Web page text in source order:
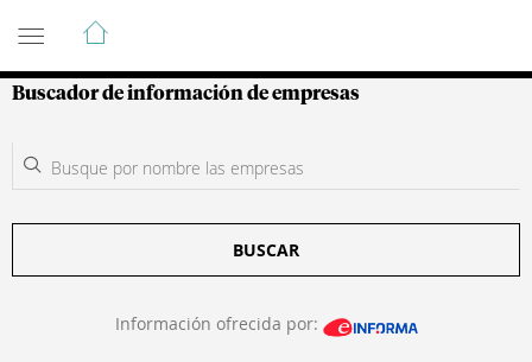
Guía de Empresas Colombianas
Buscador de información de empresas
BUSCAR
Información ofrecida por: